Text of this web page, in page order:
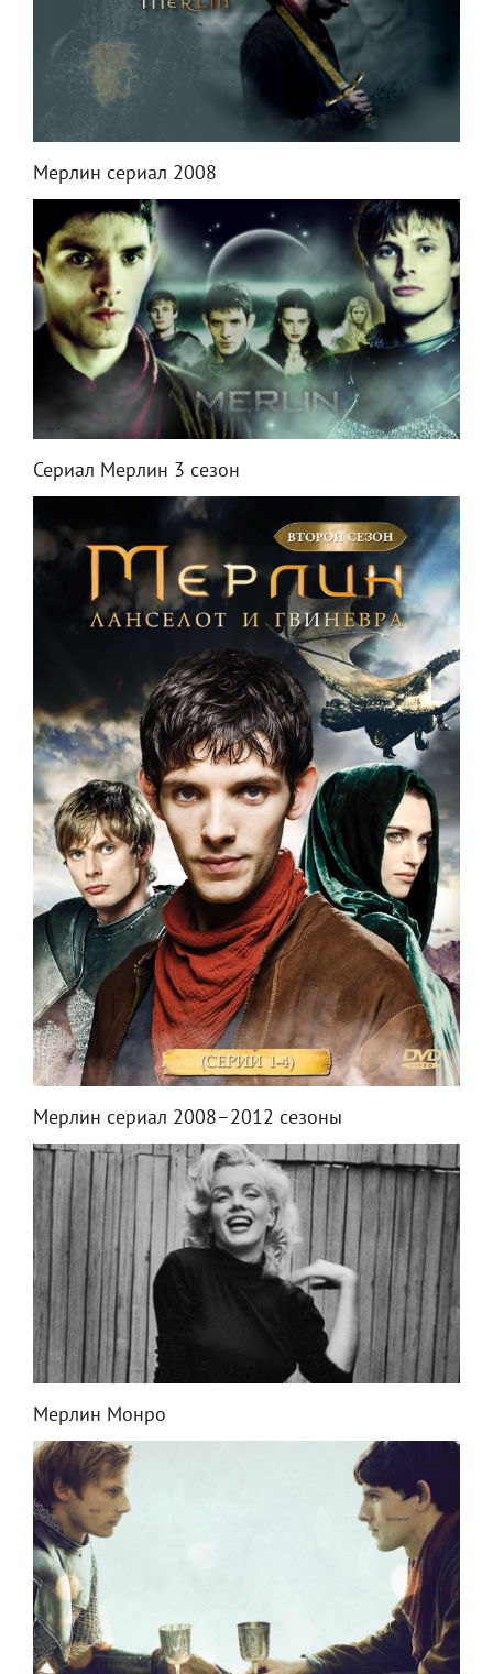
Мерлин сериал 2008
Сериал Мерлин 3 сезон
Мерлин сериал 2008–2012 сезоны
Мерлин Монро